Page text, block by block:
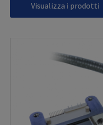
Visualizza i prodotti